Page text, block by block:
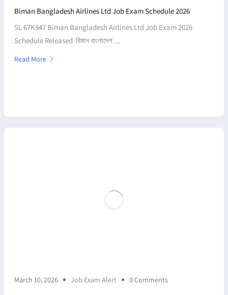
Biman Bangladesh Airlines Ltd Job Exam Schedule 2026
SL 67K947 Biman Bangladesh Airlines Ltd Job Exam 2026
Schedule Released বিমান বাংলাদেশ ...
Read More
March 10, 2026 Job Exam Alert 0 Comments